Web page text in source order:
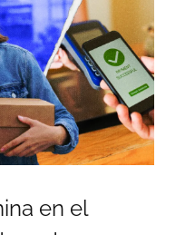
en el